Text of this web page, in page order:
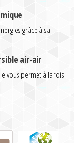
gràce à sa
air-air
vous permet à la fois